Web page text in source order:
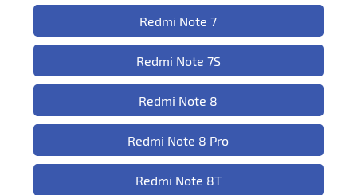
Redmi Note 7
Redmi Note 7S
Redmi Note 8
Redmi Note 8 Pro
Redmi Note 8T